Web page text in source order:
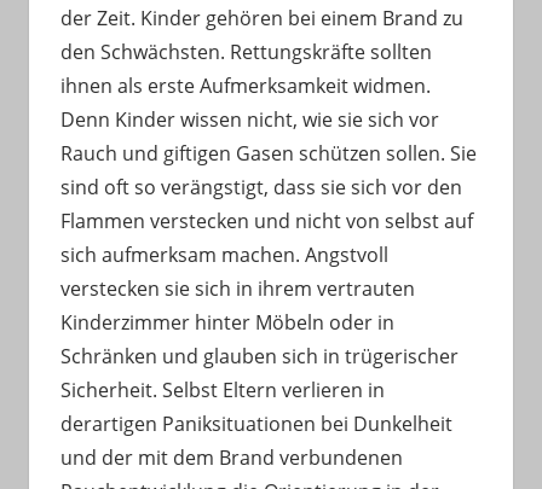
der Zeit. Kinder gehören bei einem Brand zu
den Schwächsten. Rettungskräfte sollten
ihnen als erste Aufmerksamkeit widmen.
Denn Kinder wissen nicht, wie sie sich vor
Rauch und giftigen Gasen schützen sollen. Sie
sind oft so verängstigt, dass sie sich vor den
Flammen verstecken und nicht von selbst auf
sich aufmerksam machen. Angstvoll
verstecken sie sich in ihrem vertrauten
Kinderzimmer hinter Möbeln oder in
Schränken und glauben sich in trügerischer
Sicherheit. Selbst Eltern verlieren in
derartigen Paniksituationen bei Dunkelheit
und der mit dem Brand verbundenen